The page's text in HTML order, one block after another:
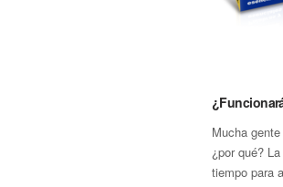
Mucha
¿por qué?
tiempo para